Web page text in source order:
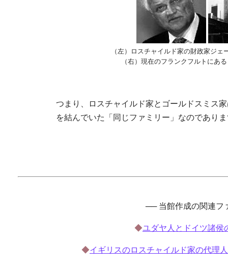
（左）ロスチャイルド家の財政家ジェ
（右）現在のフランクフルトにあ
つまり、ロスチャイルド家とゴールドスミス
を結んでいた「同じファミリー」なのであり
── 当館作成の関連フ
◆ユダヤ人とドイツ諸侯
◆イギリスのロスチャイルド家の代理